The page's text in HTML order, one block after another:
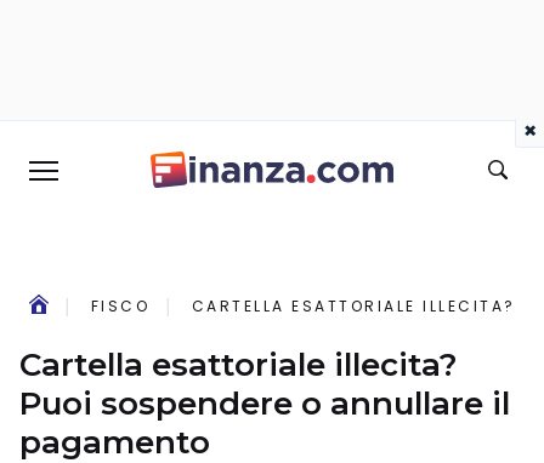
FISCO CARTELLA ESATTORIALE ILLECITA?
Cartella esattoriale illecita?
Puoi sospendere o annullare il
pagamento
×